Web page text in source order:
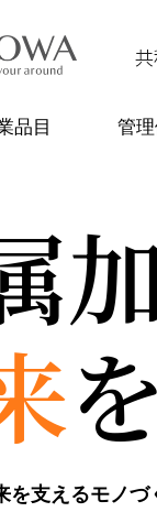
品目 管
支えるモノづ